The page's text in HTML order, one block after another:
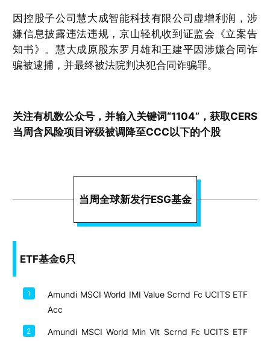
因控股子公司慧大成智能科技有限公司虚增利润，涉
嫌信息披露违法违规，京山轻机收到证监会《立案告
知书》。慧大成原股东罗月雄和王建平因涉嫌合同诈
骗被逮捕，并最终被法院判决犯合同诈骗罪。
关注有机数公众号，并输入关键词“1104”，获取CERS
当周含风险项目评级被调降至CCC以下的个股
当周全球新发行ESG基金
ETF基金6只
1
Amundi MSCI World IMI Value Scrnd Fc UCITS ETF
Acc
2
Amundi MSCI World Min Vlt Scrnd Fc UCITS ETF